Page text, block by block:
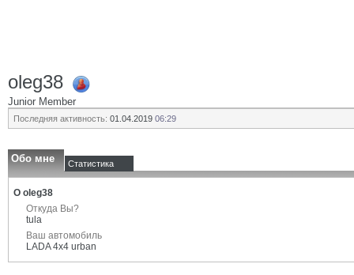
oleg38
Junior Member
Последняя активность: 01.04.2019 06:29
Обо мне Статистика
О oleg38
Откуда Вы?
tula
Ваш автомобиль
LADA 4x4 urban